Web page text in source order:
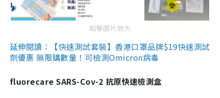
點擊圖片放大
延伸閱讀：【快速測試套裝】香港口罩品牌$19快速測試
劑優惠 無限購數量！可檢測Omicron病毒
fluorecare SARS-Cov-2 抗原快速檢測盒